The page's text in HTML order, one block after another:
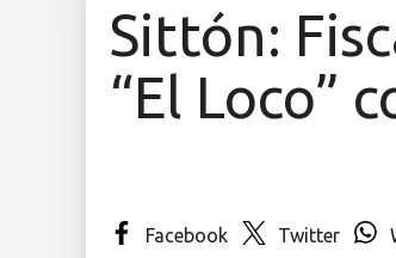
Sittón:
“El Loco”
Facebook Twitter